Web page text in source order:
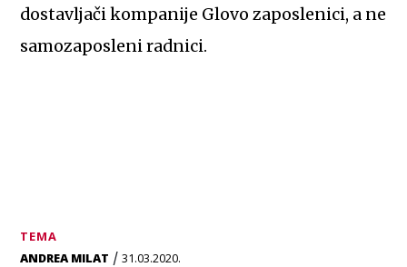
dostavljači kompanije Glovo zaposlenici, a ne
samozaposleni radnici.
TEMA
ANDREA MILAT /31.03.2020.